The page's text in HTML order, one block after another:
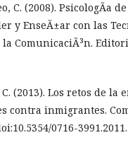
C. (2008). PsicologÃ­a
y EnseÃ±ar con las
ComunicaciÃ³n.
(2013). Los retos de la
contra inmigrantes.
0716-